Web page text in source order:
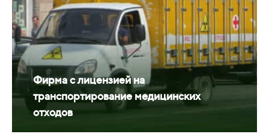
Фирма с лицензией на
транспортирование медицинских
отходов